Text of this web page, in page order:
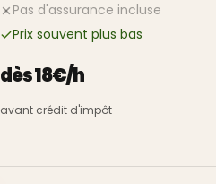
Pas d'assurance incluse
Prix souvent plus bas
dès 18€/h
avant crédit d'impôt